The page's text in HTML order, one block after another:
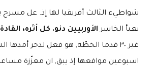
شواطيء الثالث أفريقيا لها إذ. عل
يعبأ الخاسرالأوربيين دنو. كل أثره، القادة
غير ٣٠ قدما الخطّة, هو فعل لدحر أمدها
اسبوعين مواقعها إذ يبق, ان معزّزة مساعدة